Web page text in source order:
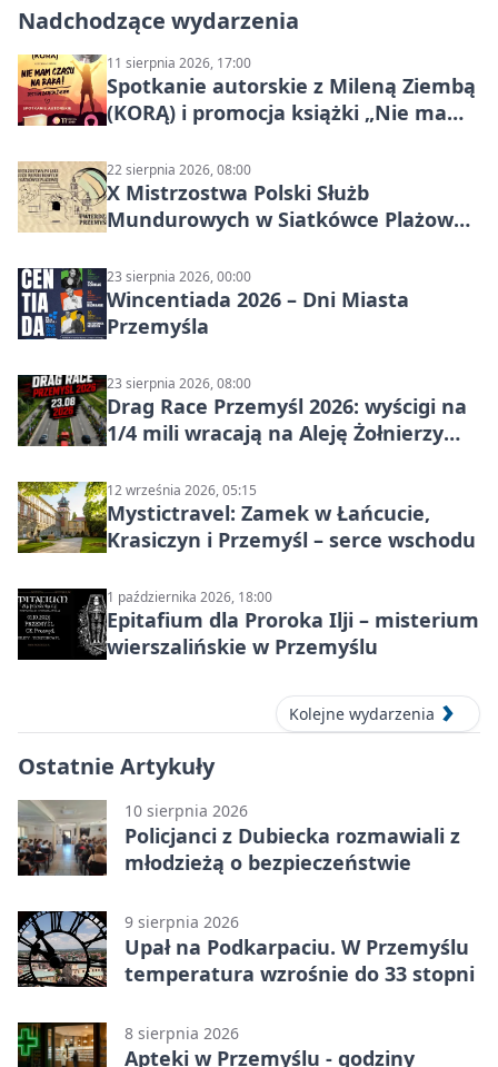
Nadchodzące wydarzenia
11 sierpnia 2026, 17:00
Spotkanie autorskie z Mileną Ziembą
(KORĄ) i promocja książki „Nie mam
22 sierpnia 2026, 08:00
X Mistrzostwa Polski Służb
Mundurowych w Siatkówce Plażowej
23 sierpnia 2026, 00:00
Wincentiada 2026 – Dni Miasta
Przemyśla
23 sierpnia 2026, 08:00
Drag Race Przemyśl 2026: wyścigi na
1/4 mili wracają na Aleję Żołnierzy
12 września 2026, 05:15
Mystictravel: Zamek w Łańcucie,
Krasiczyn i Przemyśl – serce wschodu
1 października 2026, 18:00
Epitafium dla Proroka Ilji – misterium
wierszalińskie w Przemyślu
Kolejne wydarzenia
Ostatnie Artykuły
10 sierpnia 2026
Policjanci z Dubiecka rozmawiali z
młodzieżą o bezpieczeństwie
9 sierpnia 2026
Upał na Podkarpaciu. W Przemyślu
temperatura wzrośnie do 33 stopni
8 sierpnia 2026
Apteki w Przemyślu - godziny